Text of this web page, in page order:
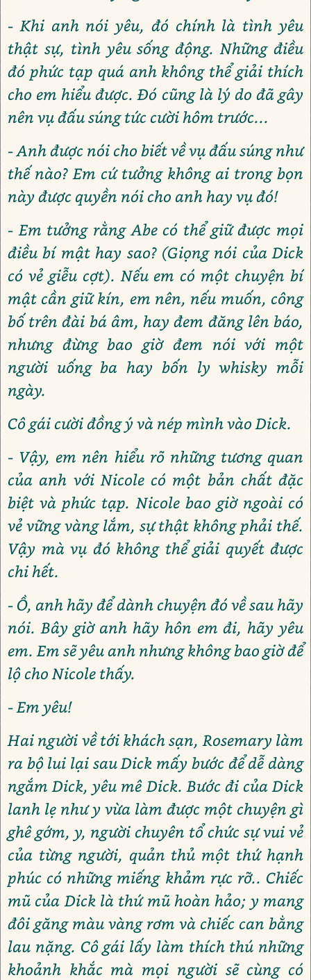
- Khi anh nói yêu, đó chính là tình yêu
thật sự, tình yêu sống động. Những điều
đó phức tạp quá anh không thể giải thích
cho em hiểu được. Đó cũng là lý do đã gây
nên vụ đấu súng tức cười hôm trước...
- Anh được nói cho biết về vụ đấu súng như
thế nào? Em cứ tưởng không ai trong bọn
này được quyền nói cho anh hay vụ đó!
- Em tưởng rằng Abe có thể giữ được mọi
điều bí mật hay sao? (Giọng nói của Dick
có vẻ giễu cợt). Nếu em có một chuyện bí
mật cần giữ kín, em nên, nếu muốn, công
bố trên đài bá âm, hay đem đăng lên báo,
nhưng đừng bao giờ đem nói với một
người uống ba hay bốn ly whisky mỗi
ngày.
Cô gái cười đồng ý và nép mình vào Dick.
- Vậy, em nên hiểu rõ những tương quan
của anh với Nicole có một bản chất đặc
biệt và phức tạp. Nicole bao giờ ngoài có
vẻ vững vàng lắm, sự thật không phải thế.
Vậy mà vụ đó không thể giải quyết được
chi hết.
- Ồ, anh hãy để dành chuyện đó về sau hãy
nói. Bây giờ anh hãy hôn em đi, hãy yêu
em. Em sẽ yêu anh nhưng không bao giờ để
lộ cho Nicole thấy.
- Em yêu!
Hai người về tới khách sạn, Rosemary làm
ra bộ lui lại sau Dick mấy bước để dễ dàng
ngắm Dick, yêu mê Dick. Bước đi của Dick
lanh lẹ như y vừa làm được một chuyện gì
ghê gớm, y, người chuyên tổ chức sự vui vẻ
của từng người, quản thủ một thứ hạnh
phúc có những miếng khảm rực rỡ.. Chiếc
mũ của Dick là thứ mũ hoàn hảo; y mang
đôi găng màu vàng rơm và chiếc can bằng
lau nặng. Cô gái lấy làm thích thú những
khoảnh khắc mà mọi người sẽ cùng có